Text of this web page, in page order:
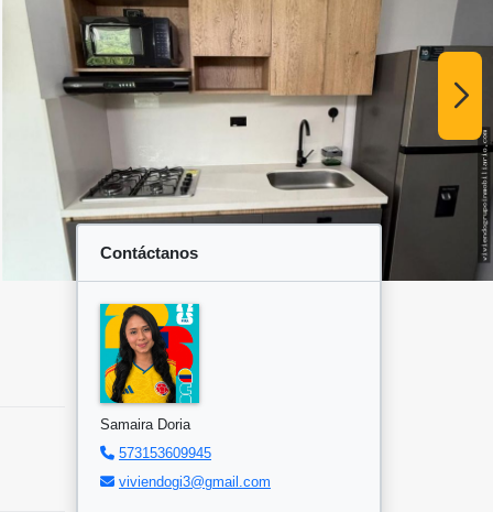
Contáctanos
Samaira Doria
573153609945
viviendogi3@gmail.com